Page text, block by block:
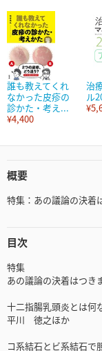
誰も教えてくれ
なかった皮疹の
診かた・考え...
¥4,400
治
ル
概要
特集：あの議論の決着
目次
特集
あの議論の決着はつ
十二指腸乳頭炎とは何
平川 徳之ほか
コ系結石とビ系結石で